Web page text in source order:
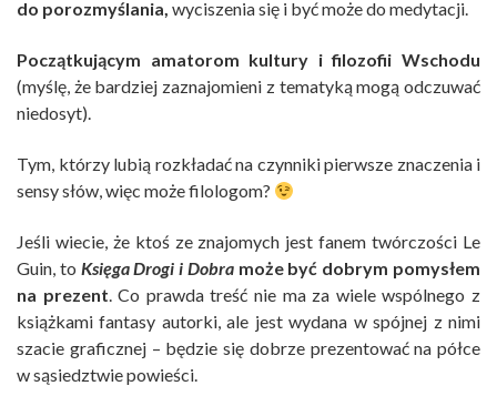
do porozmyślania, wyciszenia się i być może do medytacji.
Początkującym amatorom kultury i filozofii Wschodu
(myślę, że bardziej zaznajomieni z tematyką mogą odczuwać
niedosyt).
Tym, którzy lubią rozkładać na czynniki pierwsze znaczenia i
sensy słów, więc może filologom?
Jeśli wiecie, że ktoś ze znajomych jest fanem twórczości Le
Guin, to Księga Drogi i Dobramoże być dobrym pomysłem
na prezent. Co prawda treść nie ma za wiele wspólnego z
książkami fantasy autorki, ale jest wydana w spójnej z nimi
szacie graficznej – będzie się dobrze prezentować na półce
w sąsiedztwie powieści.